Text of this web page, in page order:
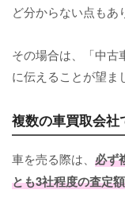
ど分からない点もあ
その場合は、「中古
に伝えることが望ま
複数の車買取会社
車を売る際は、 必ず
とも3社程度の査定